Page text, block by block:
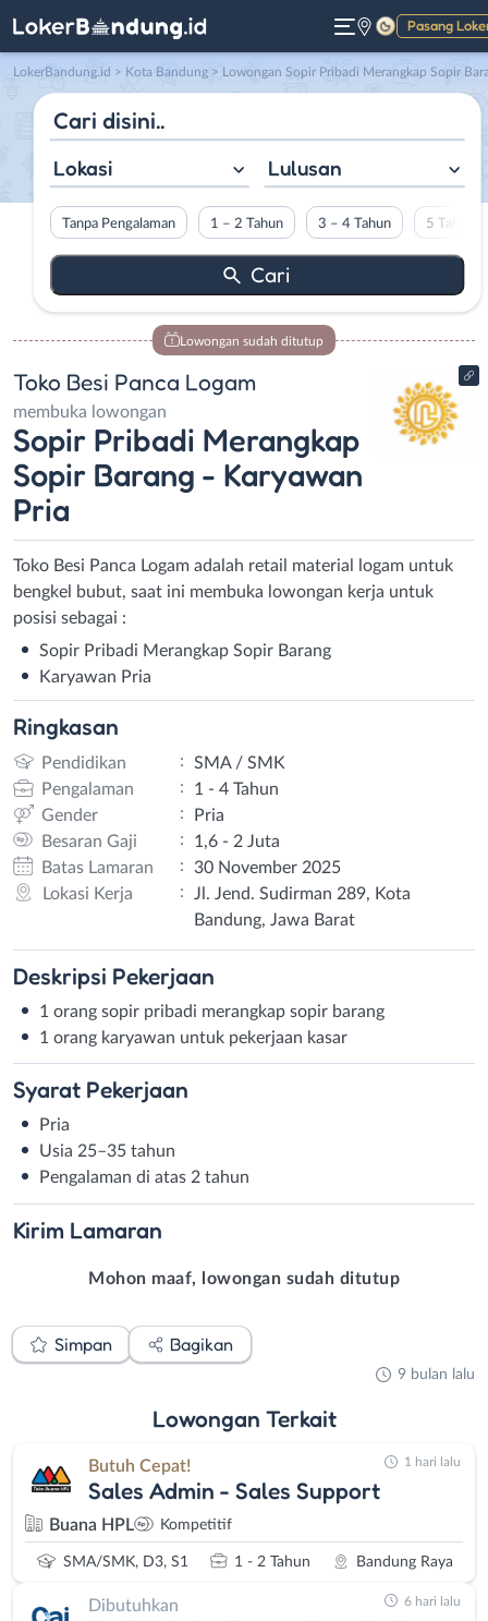
Pasang
Gelap
LokerBandung.id > Kota Bandung > Lowongan Sopir Pribadi Merangkap Sopir Barang – Karyawan Pria di Toko Besi Panca
Lokasi Lulusan
Tanpa Pengalaman 1 – 2 Tahun 3 – 4 Tahun 5 Tahun
Lowongan sudah ditutup
Toko Besi Panca Logam
membuka lowongan
Sopir Pribadi Merangkap
Sopir Barang - Karyawan
Pria
Toko Besi Panca Logam adalah retail material logam untuk
bengkel bubut, saat ini membuka lowongan kerja untuk
posisi sebagai :
Sopir Pribadi Merangkap Sopir Barang
Karyawan Pria
Ringkasan
Pendidikan :
SMA / SMK
Pengalaman
:
1 - 4 Tahun
Gender
:
Pria
Besaran Gaji
:
1,6 - 2 Juta
Batas Lamaran
:
30 November 2025
Lokasi Kerja
:
Jl. Jend. Sudirman 289, Kota
Bandung, Jawa Barat
Deskripsi Pekerjaan
1 orang sopir pribadi merangkap sopir barang
1 orang karyawan untuk pekerjaan kasar
Syarat Pekerjaan
Pria
Usia 25–35 tahun
Pengalaman di atas 2 tahun
Kirim Lamaran
Mohon maaf, lowongan sudah ditutup
Simpan Bagikan
9 bulan lalu
Lowongan Terkait
Butuh Cepat!
Sales Admin - Sales Support
Buana HPL Kompetitif
SMA/SMK, D3, S1 1 - 2 Tahun Bandung Raya
1 hari lalu
Dibutuhkan 6 hari lalu